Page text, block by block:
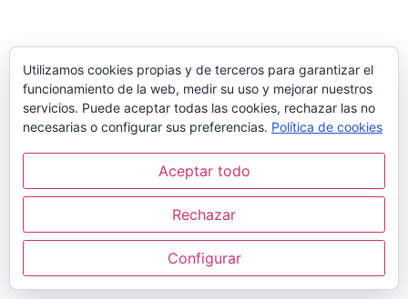
Utilizamos cookies propias y de terceros para garantizar el
funcionamiento de la web, medir su uso y mejorar nuestros
servicios. Puede aceptar todas las cookies, rechazar las no
necesarias o configurar sus preferencias. Política de cookies
Aceptar todo
Rechazar
Configurar